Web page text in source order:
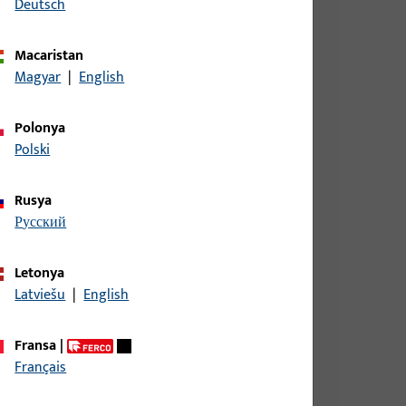
Montaj Malzemeleri
Deutsch
Macaristan
Magyar | English
Polonya
Polski
Rusya
русский
Letonya
Latviešu | English
Fransa|
Français